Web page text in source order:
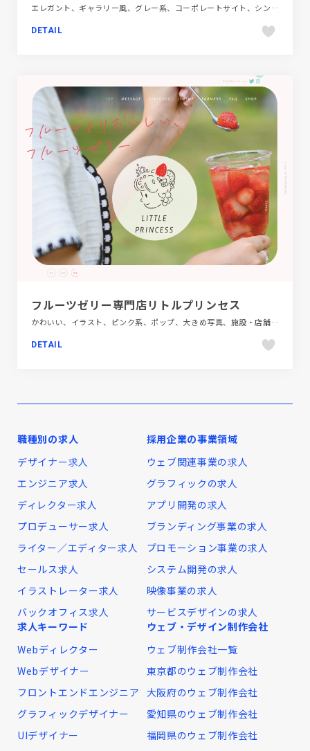
エレガント、ギャラリー風、グレー系、コーポレートサイト、シンプル、スタイリッシュ、タイポグラフィー、デザイン・アート・音楽・文芸、ファッション・ビューティー、ホワイト系、モーション多め、大きめ写真、海外サイト
DETAIL
フルーツゼリー専門店リトルプリンセス
かわいい、イラスト、ピンク系、ポップ、大きめ写真、施設・店舗サイト、飲食店・グルメ・ウェディング
DETAIL
職種別の求人
デザイナー求人
エンジニア求人
ディレクター求人
プロデューサー求人
ライター／エディター求人
セールス求人
イラストレーター求人
バックオフィス求人
採用企業の事業領域
ウェブ関連事業の求人
グラフィックの求人
アプリ開発の求人
ブランディング事業の求人
プロモーション事業の求人
システム開発の求人
映像事業の求人
サービスデザインの求人
求人キーワード
Webディレクター
Webデザイナー
フロントエンドエンジニア
グラフィックデザイナー
UIデザイナー
ウェブ・デザイン制作会社
ウェブ制作会社一覧
東京都のウェブ制作会社
大阪府のウェブ制作会社
愛知県のウェブ制作会社
福岡県のウェブ制作会社